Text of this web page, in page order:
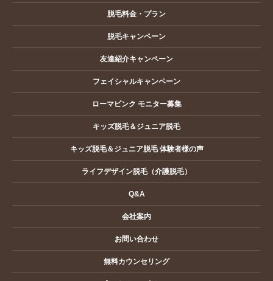
脱毛料金・プラン
脱毛キャンペーン
友達紹介キャンペーン
フェイシャルキャンペーン
ローマピンク モニター募集
キッズ脱毛＆ジュニア脱毛
キッズ脱毛＆ジュニア脱毛 体験者様の声
ライフデザイン脱毛（介護脱毛）
Q&A
会社案内
お問い合わせ
無料カウンセリング